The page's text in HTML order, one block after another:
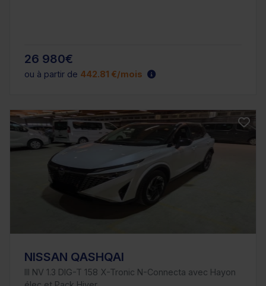
26 980€
ou à partir de 442.81 €/mois
NISSAN QASHQAI
III NV 1.3 DIG-T 158 X-Tronic N-Connecta avec Hayon